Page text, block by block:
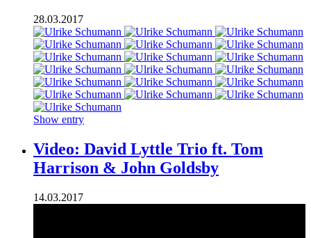
28.03.2017
Show entry
Video: David Lyttle Trio ft. Tom
Harrison & John Goldsby
14.03.2017